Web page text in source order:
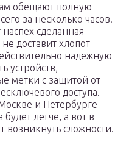
обещают полную
за несколько часов.
сделанная
доставит хлопот
надежную
устройств,
метки с защитой от
доступа.
и Петербурге
легче, а вот в
возникнуть сложности.